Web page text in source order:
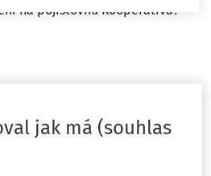
na pojišťovnu Kooperativa?
jak má (souhlas